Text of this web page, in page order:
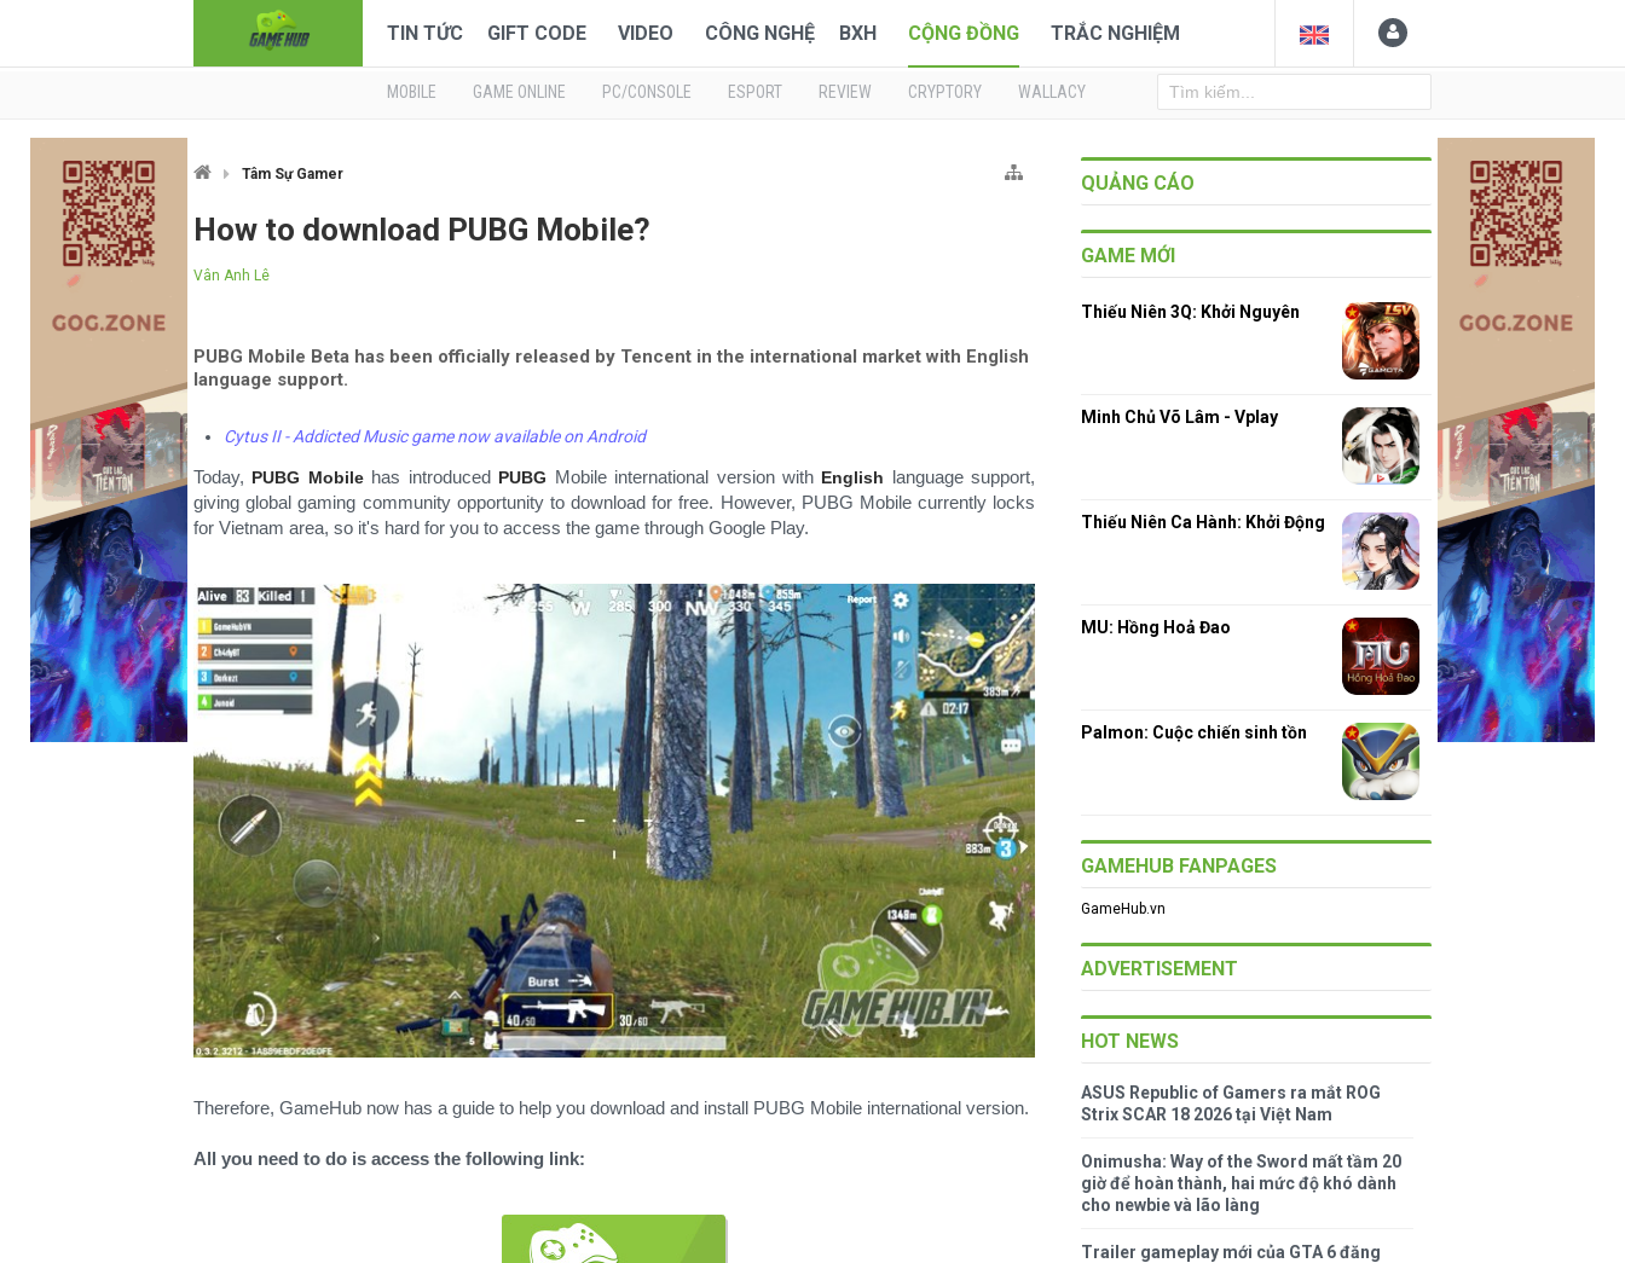
TIN TỨC GIFT CODE VIDEO CÔNG NGHỆ BXH CỘNG ĐỒNG TRẮC NGHIỆM
MOBILE GAME ONLINE PC/CONSOLE ESPORT REVIEW CRYPTORY WALLACY
Tâm Sự Gamer
How to download PUBG Mobile?
Vân Anh Lê
PUBG Mobile Beta has been officially released by Tencent in the international market with English
language support.
Cytus II - Addicted Music game now available on Android
Today, PUBG Mobilehas introduced PUBG Mobile international version with English language support,
giving global gaming community opportunity to download for free. However, PUBG Mobile currently locks
for Vietnam area, so it's hard for you to access the game through Google Play.
Therefore, GameHub now has a guide to help you download and install PUBG Mobile international version.
All you need to do is access the following link:
QUẢNG CÁO
GAME MỚI
Thiếu Niên 3Q: Khởi Nguyên
Minh Chủ Võ Lâm - Vplay
Thiếu Niên Ca Hành: Khởi Động
MU: Hồng Hoả Đao
Palmon: Cuộc chiến sinh tồn
GAMEHUB FANPAGES
GameHub.vn
ADVERTISEMENT
HOT NEWS
ASUS Republic of Gamers ra mắt ROG
Strix SCAR 18 2026 tại Việt Nam
Onimusha: Way of the Sword mất tầm 20
giờ để hoàn thành, hai mức độ khó dành
cho newbie và lão làng
Trailer gameplay mới của GTA 6 đăng